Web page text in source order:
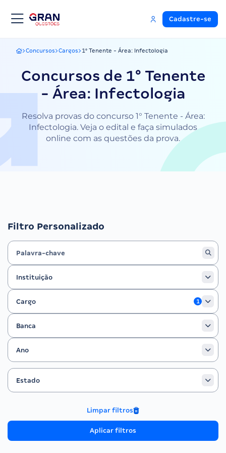
Cadastre-se
Gran Questões
Concursos Cargos 1° Tenente - Área: Infectologia
Concursos de 1° Tenente
- Área: Infectologia
Resolva provas do concurso 1° Tenente - Área:
Infectologia. Veja o edital e faça simulados
online com as questões da prova.
Filtro Personalizado
Instituição
Instituição
Cargo
Cargo
1
Banca
Banca
Ano
Ano
Filtrar por Estado
Estado
Estado
Limpar filtros
Aplicar filtros